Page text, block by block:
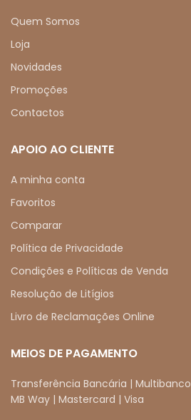
Quem Somos
Loja
Novidades
Promoções
Contactos
APOIO AO CLIENTE
A minha conta
Favoritos
Comparar
Política de Privacidade
Condições e Políticas de Venda
Resolução de Litígios
Livro de Reclamações Online
MEIOS DE PAGAMENTO
Transferência Bancária | Multibanco
MB Way | Mastercard | Visa